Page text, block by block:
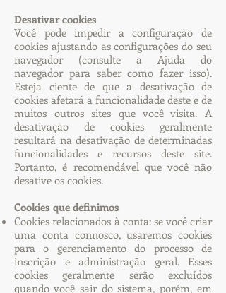
Desativar cookies
Você pode impedir a configuração de
cookies ajustando as configurações do seu
navegador (consulte a Ajuda do
navegador para saber como fazer isso).
Esteja ciente de que a desativação de
cookies afetará a funcionalidade deste e de
muitos outros sites que você visita. A
desativação de cookies geralmente
resultará na desativação de determinadas
funcionalidades e recursos deste site.
Portanto, é recomendável que você não
desative os cookies.
Cookies que definimos
Cookies relacionados à conta: se você criar
uma conta connosco, usaremos cookies
para o gerenciamento do processo de
inscrição e administração geral. Esses
cookies geralmente serão excluídos
quando você sair do sistema, porém, em